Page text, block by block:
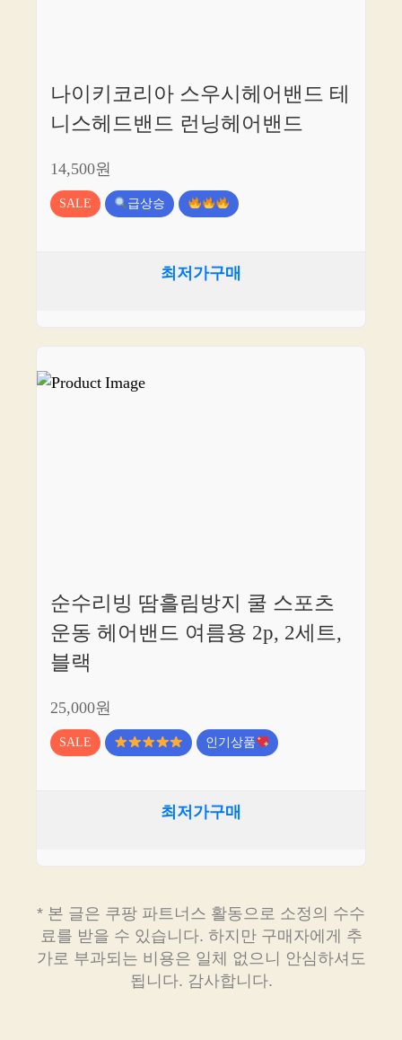
나이키코리아 스우시헤어밴드 테
니스헤드밴드 런닝헤어밴드
14,500원
SALE 급상승
최저가구매
순수리빙 땀흘림방지 쿨 스포츠
운동 헤어밴드 여름용 2p, 2세트,
블랙
25,000원
SALE 인기상품
최저가구매
* 본 글은 쿠팡 파트너스 활동으로 소정의 수수
료를 받을 수 있습니다. 하지만 구매자에게 추
가로 부과되는 비용은 일체 없으니 안심하셔도
됩니다. 감사합니다.